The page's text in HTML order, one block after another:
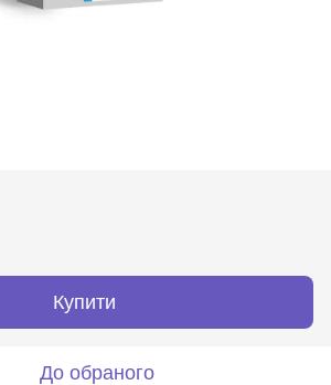
Купити
До обраного